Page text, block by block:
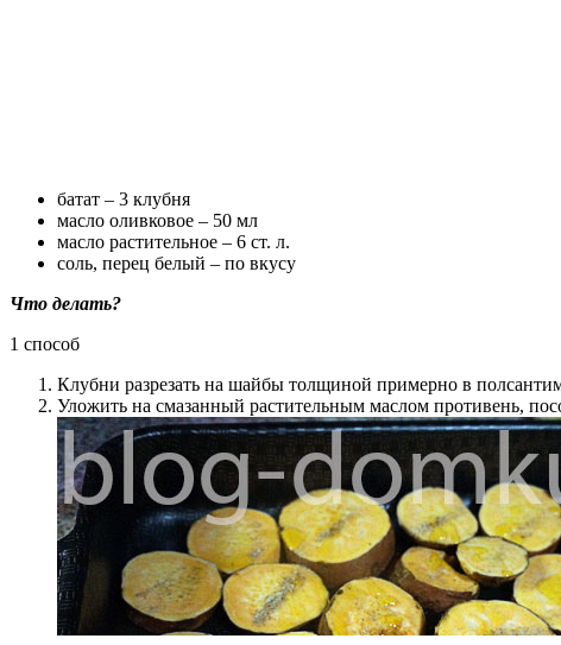
батат – 3 клубня
масло оливковое – 50 мл
масло растительное – 6 ст. л.
соль, перец белый – по вкусу
Что делать?
1 способ
Клубни разрезать на шайбы толщиной примерно в
Уложить на смазанный растительным маслом противень,